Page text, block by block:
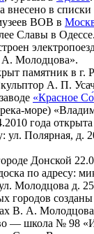
в списки
ВОВ в
Славы в Одессе.
Молодцова».
памятник в г.
А. П.
«Красное
море)
года открыта
ул. Полярная, д.
Донской
по адресу:
Молодцова д.
городов
В. А. Молодцова
— школа № 98